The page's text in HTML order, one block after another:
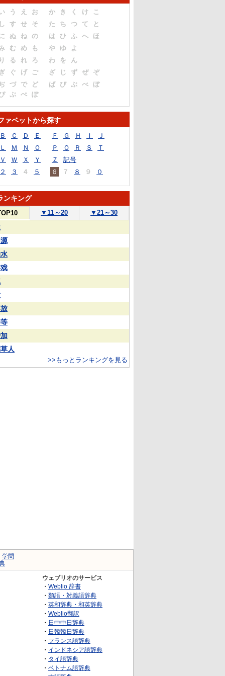
う え お か き く け
こ
し す せ そ た ち つ て
と
ぬ ね の は ひ ふ へ
ほ
む め も や ゆ
よ
り る れ ろ わ を
ん
ぎ ぐ げ ご ざ じ ず ぜ
ぞ
づ で ど ば び ぶ べ
ぼ
ぷ ぺ ぽ
ァベットから探す
Ｂ Ｃ Ｄ Ｅ Ｆ Ｇ Ｈ Ｉ
Ｊ
Ｌ Ｍ Ｎ Ｏ Ｐ Ｑ Ｒ Ｓ
Ｔ
Ｖ Ｗ Ｘ Ｙ Ｚ
記号
２ ３ ４ ５ ６ ７ ８ ９ ０
ンキング
▼ 11～20 ▼ 21～30
人
>>もっとランキングを見る
学問
ウェブリオのサービス
・ Weblio 辞書
・ 類語・対義語辞典
・ 英和辞典・和英辞典
・ Weblio翻訳
・ 日中中日辞典
・ 日韓韓日辞典
・ フランス語辞典
・ インドネシア語辞典
・ タイ語辞典
・ ベトナム語辞典